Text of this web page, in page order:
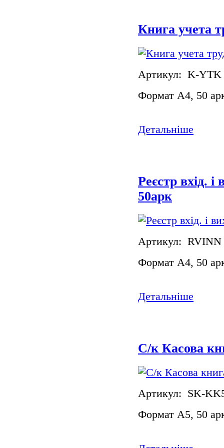
Книга учета
Артикул: K-YTK
Формат А4, 50
Детальніше
Реєстр вхід.
50арк
Артикул: RVINN
Формат А4, 50
Детальніше
С/к Касова
Артикул: SK-
Формат А5, 50